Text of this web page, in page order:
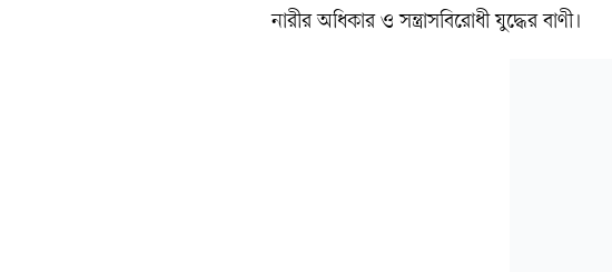
নারীর অধিকার ও সন্ত্রাসবিরোধী যুদ্ধের বাণী।